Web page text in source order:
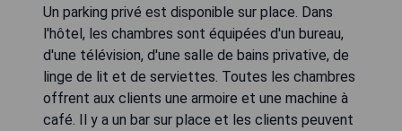
Un parking privé est disponible sur place. Dans
l'hôtel, les chambres sont équipées d'un bureau,
d'une télévision, d'une salle de bains privative, de
linge de lit et de serviettes. Toutes les chambres
offrent aux clients une armoire et une machine à
café. Il y a un bar sur place et les clients peuvent